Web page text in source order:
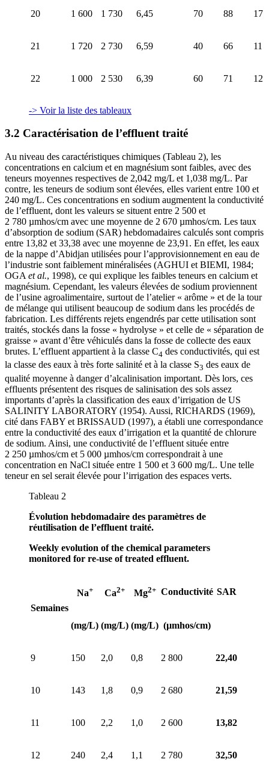
20 1 600 1 730 6,45 70 88 17
21 1 720 2 730 6,59 40 66 11
22 1 000 2 530 6,39 60 71 12
-> Voir la liste des tableaux
3.2 Caractérisation de l’effluent traité
Au niveau des caractéristiques chimiques (Tableau 2), les
concentrations en calcium et en magnésium sont faibles, avec des
teneurs moyennes respectives de 2,042 mg/L et 1,038 mg/L. Par
contre, les teneurs de sodium sont élevées, elles varient entre 100 et
240 mg/L. Ces concentrations en sodium augmentent la conductivité
de l’effluent, dont les valeurs se situent entre 2 500 et
2 780 µmhos/cm avec une moyenne de 2 670 µmhos/cm. Les taux
d’absorption de sodium (SAR) hebdomadaires calculés sont compris
entre 13,82 et 33,38 avec une moyenne de 23,91. En effet, les eaux
de la nappe d’Abidjan utilisées pour l’approvisionnement en eau de
l’industrie sont faiblement minéralisées (AGHUI et BIEMI, 1984;
OGA et al., 1998), ce qui explique les faibles teneurs en calcium et
magnésium. Cependant, les valeurs élevées de sodium proviennent
de l’usine agroalimentaire, surtout de l’atelier « arôme » et de la tour
de mélange qui utilisent beaucoup de sodium dans les procédés de
fabrication. Les différents rejets engendrés par cette utilisation sont
traités, stockés dans la fosse « hydrolyse » et celle de « séparation de
graisse » avant d’être véhiculés dans la fosse de collecte des eaux
brutes. L’effluent appartient à la classe C4 des conductivités, qui est
la classe des eaux à très forte salinité et à la classe S3 des eaux de
qualité moyenne à danger d’alcalinisation important. Dès lors, ces
effluents présentent des risques de salinisation des sols assez
importants d’après la classification des eaux d’irrigation de US
SALINITY LABORATORY (1954). Aussi, RICHARDS (1969),
cité dans FABY et BRISSAUD (1997), a établi une correspondance
entre la conductivité des eaux d’irrigation et la quantité de chlorure
de sodium. Ainsi, une conductivité de l’effluent située entre
2 250 µmhos/cm et 5 000 µmhos/cm correspondrait à une
concentration en NaCl située entre 1 500 et 3 600 mg/L. Une telle
teneur en sel serait élevée pour l’irrigation des espaces verts.
Tableau 2
Évolution hebdomadaire des paramètres de
réutilisation de l’effluent traité.
Weekly evolution of the chemical parameters
monitored for re-use of treated effluent.
Semaines
Na+ Ca2+ Mg2+ Conductivité SAR
(mg/L) (mg/L) (mg/L) (µmhos/cm)
9 150 2,0 0,8 2 800 22,40
10 143 1,8 0,9 2 680 21,59
11 100 2,2 1,0 2 600 13,82
12 240 2,4 1,1 2 780 32,50